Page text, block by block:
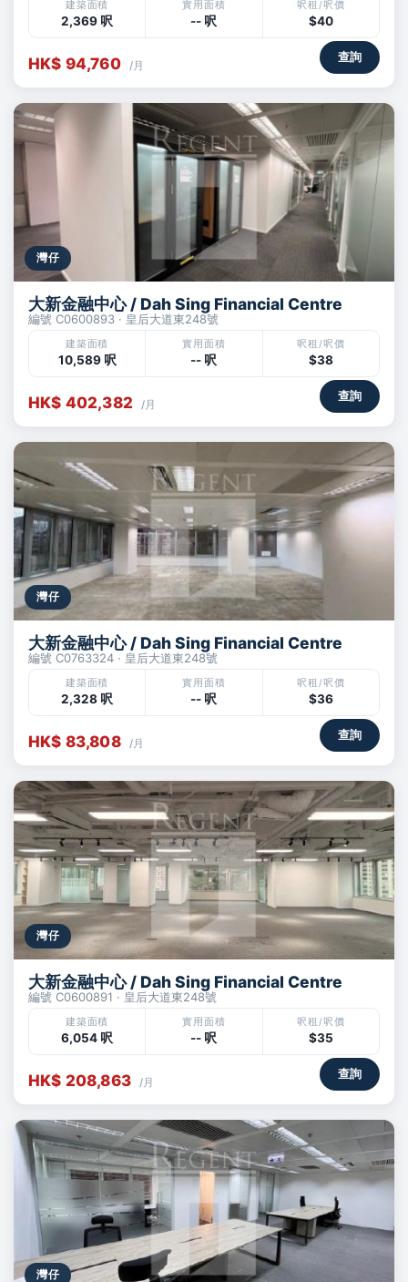
建築面積
2,369 呎
實用面積
-- 呎
呎租/呎價
$40
HK$ 94,760 /月
查詢
灣仔
大新金融中心 / Dah Sing Financial Centre
編號 C0600893 · 皇后大道東248號
建築面積
10,589 呎
實用面積
-- 呎
呎租/呎價
$38
HK$ 402,382 /月
查詢
灣仔
大新金融中心 / Dah Sing Financial Centre
編號 C0763324 · 皇后大道東248號
建築面積
2,328 呎
實用面積
-- 呎
呎租/呎價
$36
HK$ 83,808 /月
查詢
灣仔
大新金融中心 / Dah Sing Financial Centre
編號 C0600891 · 皇后大道東248號
建築面積
6,054 呎
實用面積
-- 呎
呎租/呎價
$35
HK$ 208,863 /月
查詢
灣仔